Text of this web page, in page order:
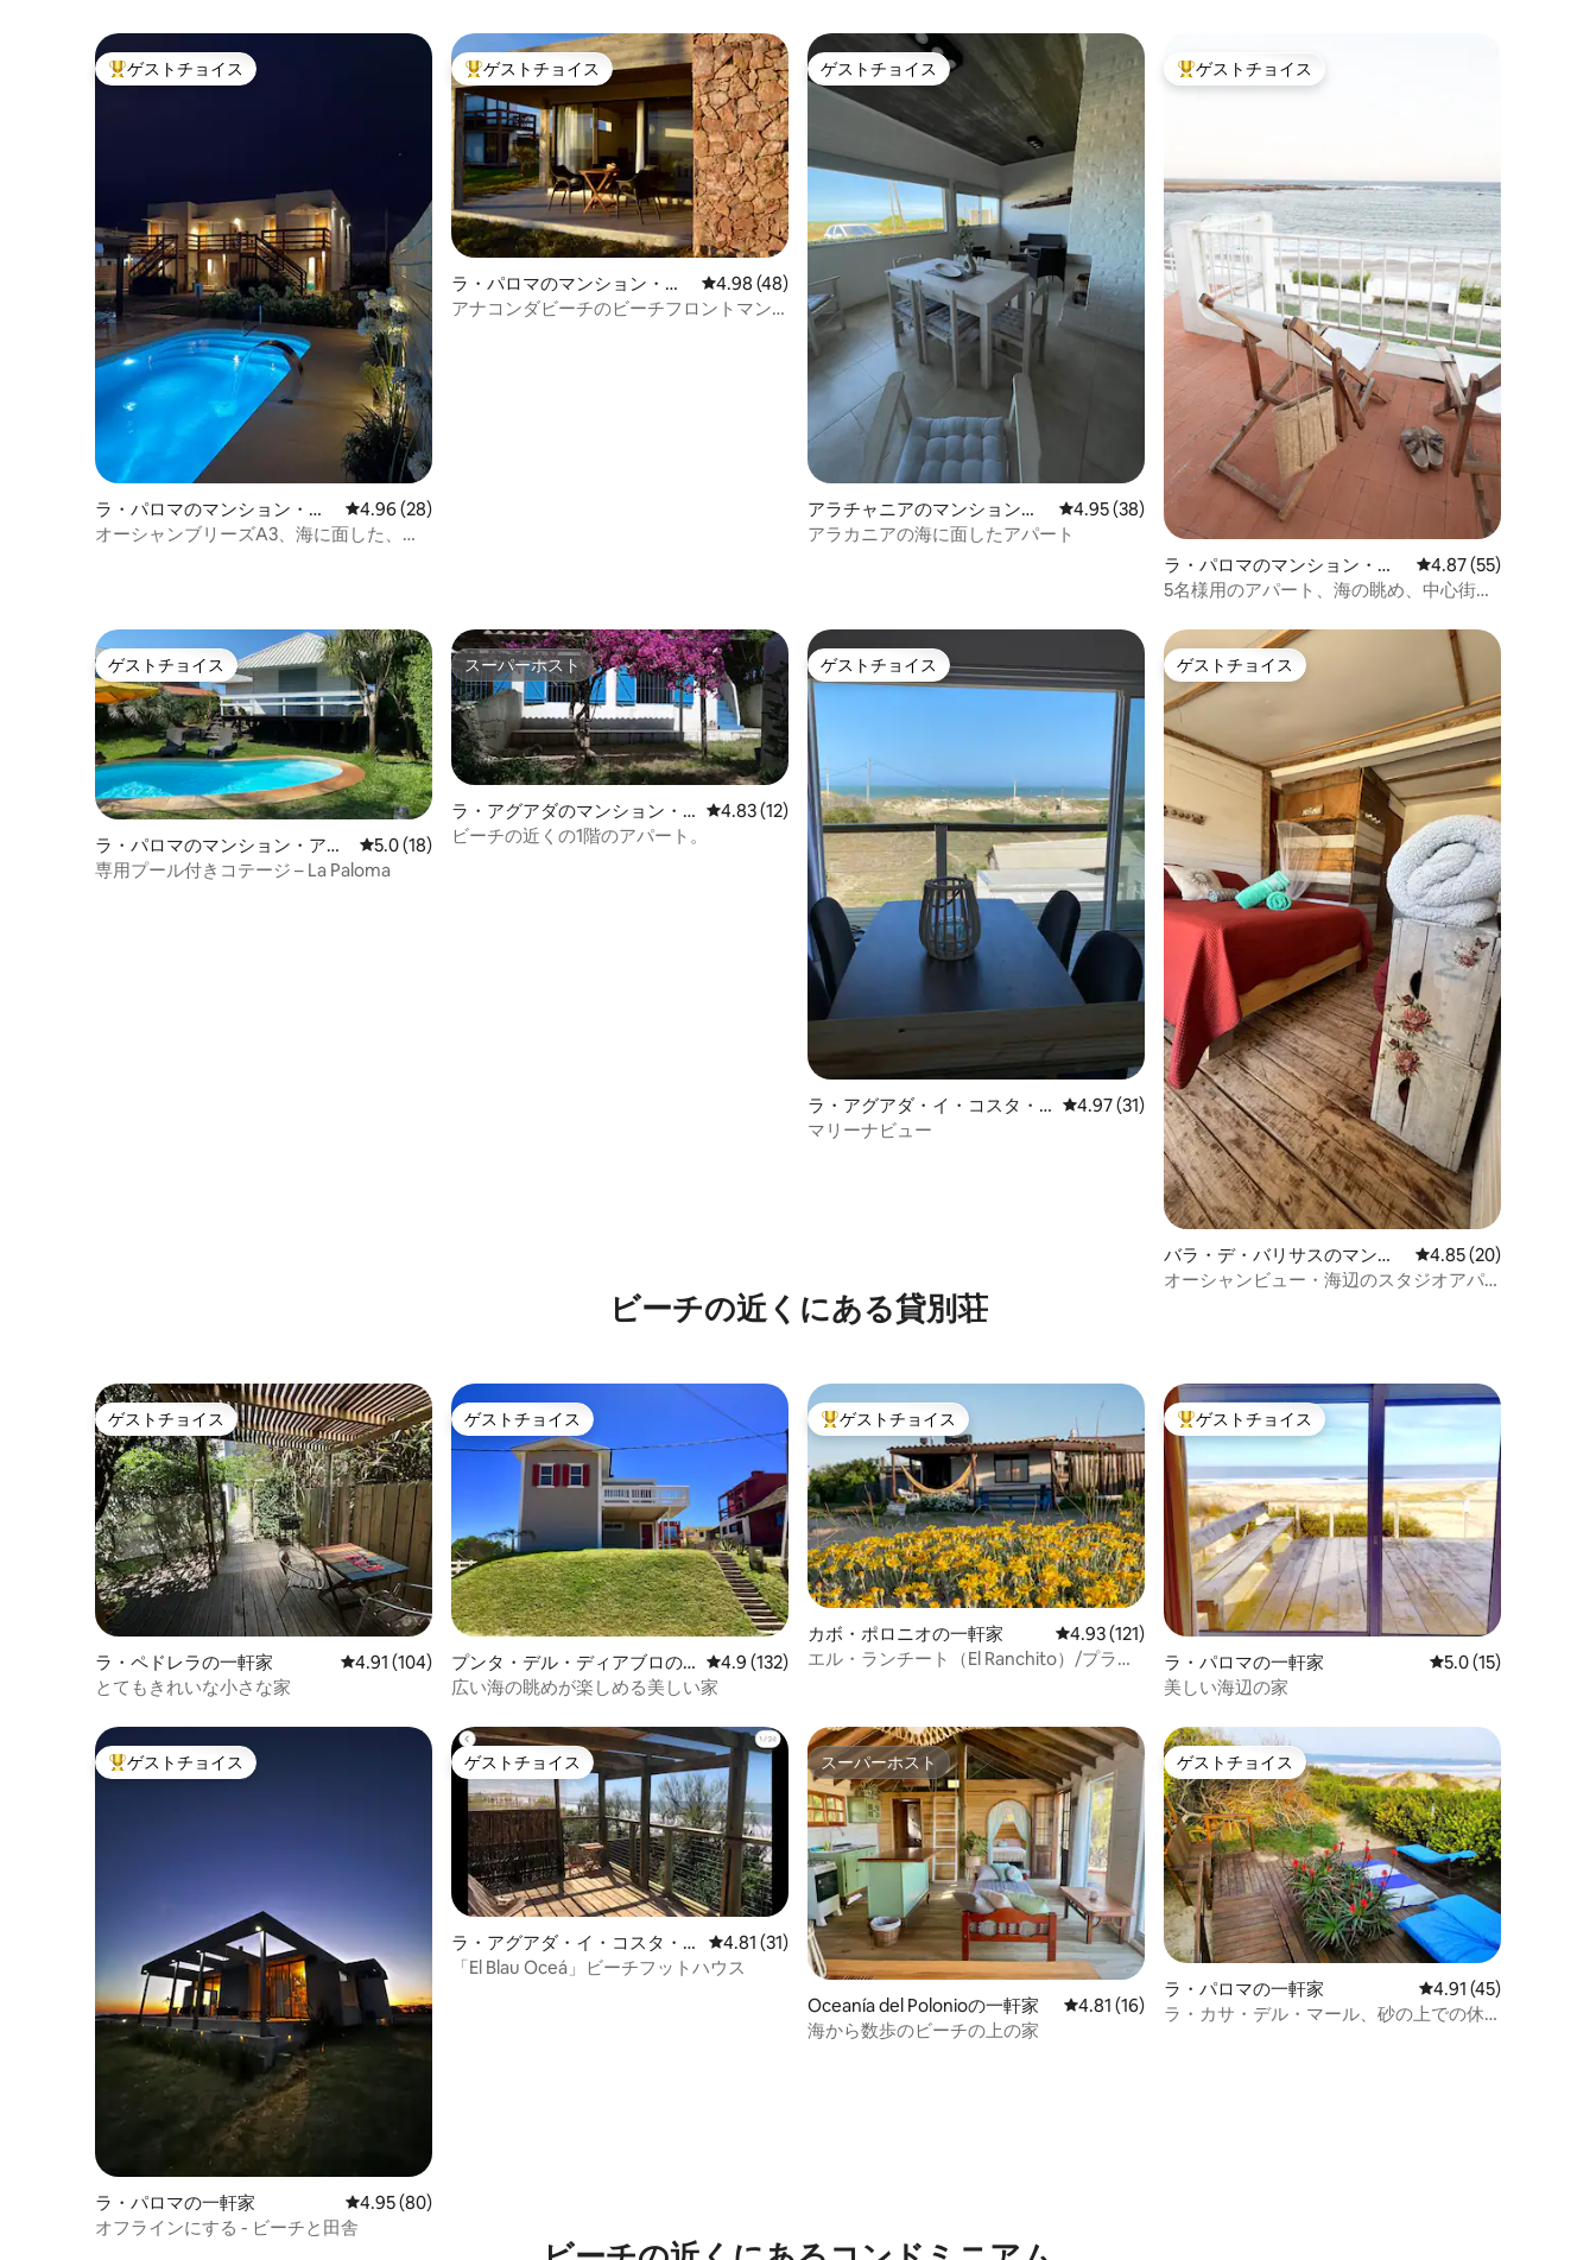
大好評のゲストチョイスです。
ゲストチョイス
ラ・パロマのマンション・ア
パート
レビュー28件、5つ星中4.96つ星の平均評価
4.96 (28)
オーシャンブリーズA3、海に面した、温
大好評のゲストチョイスです。
ゲストチョイス
ラ・パロマのマンション・ア
パート
レビュー48件、5つ星中4.98つ星の平均評価
4.98 (48)
アナコンダビーチのビーチフロントマン
ゲストチョイス
ゲストチョイス
アラチャニアのマンション・
アパート
レビュー38件、5つ星中4.95つ星の平均評価
4.95 (38)
アラカニアの海に面したアパート
大好評のゲストチョイスです。
ゲストチョイス
ラ・パロマのマンション・ア
パート
レビュー55件、5つ
4.87 (55)
5名様用のアパート、海の眺め、中心街か
ゲストチョイス
ゲストチョイス
ラ・パロマのマンション・アパ
ート
レビュー18件、5つ星中5.0つ星の平均評価
5.0 (18)
専用プール付きコテージ – La Paloma
スーパーホスト
スーパーホスト
ラ・アグアダのマンション・
アパート
レビュー12件、5つ星中4.83つ星の平均評価
4.83 (12)
ビーチの近くの1階のアパート。
ゲストチョイス
ゲストチョイス
ラ・アグアダ・イ・コスタ・
アスールのマンション・アパ
レビュー31件、5つ星中4.97つ星の平均評価
4.97 (31)
マリーナビュー
ゲストチョイス
ゲストチョイス
バラ・デ・バリサスのマンシ
ョン・アパート
レビュー20件、5つ星
4.85 (20)
オーシャンビュー・海辺のスタジオアパ
ビーチの近くにある貸別荘
ゲストチョイス
ゲストチョイス
ラ・ペドレラの一軒家 レビュー104件、5つ星中4.91つ星の平均評価
4.91 (104)
とてもきれいな小さな家
ゲストチョイス
ゲストチョイス
プンタ・デル・ディアブロの
一軒家
レビュー132件、5つ星中4.9つ星の平均評価
4.9 (132)
広い海の眺めが楽しめる美しい家
大好評のゲストチョイスです。
ゲストチョイス
カボ・ポロニオの一軒家 レビュー121件、5つ星中4.93つ星の平均評価
4.93 (121)
エル・ランチート（El Ranchito）/プラ
大好評のゲストチョイスです。
ゲストチョイス
ラ・パロマの一軒家 レビュー15件、5つ
5.0 (15)
美しい海辺の家
大好評のゲストチョイスです。
ゲストチョイス
ラ・パロマの一軒家 レビュー80件、5つ星中4.95つ星の平均評価
4.95 (80)
オフラインにする - ビーチと田舎
ゲストチョイス
ゲストチョイス
ラ・アグアダ・イ・コスタ・
アスールの一軒家
レビュー31件、5つ星中4.81つ星の平均評価
4.81 (31)
「El Blau Oceá」ビーチフットハウス
スーパーホスト
スーパーホスト
Oceanía del Polonioの一軒家 レビュー16件、5つ星中4.81つ星の平均評価
4.81 (16)
海から数歩のビーチの上の家
ゲストチョイス
ゲストチョイス
ラ・パロマの一軒家 レビュー45件、5つ
4.91 (45)
ラ・カサ・デル・マール、砂の上での休